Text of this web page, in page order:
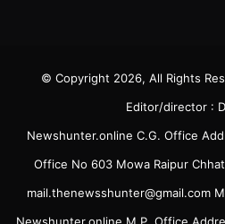
© Copyright 2026, All Rights
Editor/director :
Newshunter.online C.G. Office
Office No 603 Mowa Raipur
mail.thenewsshunter@gmail.com